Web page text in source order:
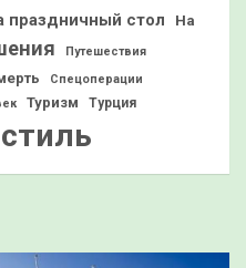
праздничный стол
На
Путешествия
Спецоперации
Туризм Турция
стиль